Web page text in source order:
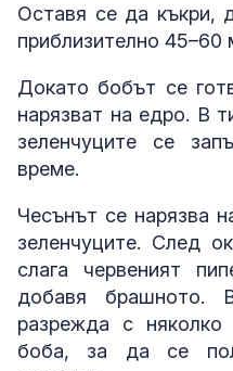
Оставя се да къкри,
приблизително 45–60
Докато бобът се
нарязват на едро. В
зеленчуците се
време.
Чесънът се нарязва
зеленчуците. След
слага червеният
добавя брашното.
разрежда с
боба, за да се